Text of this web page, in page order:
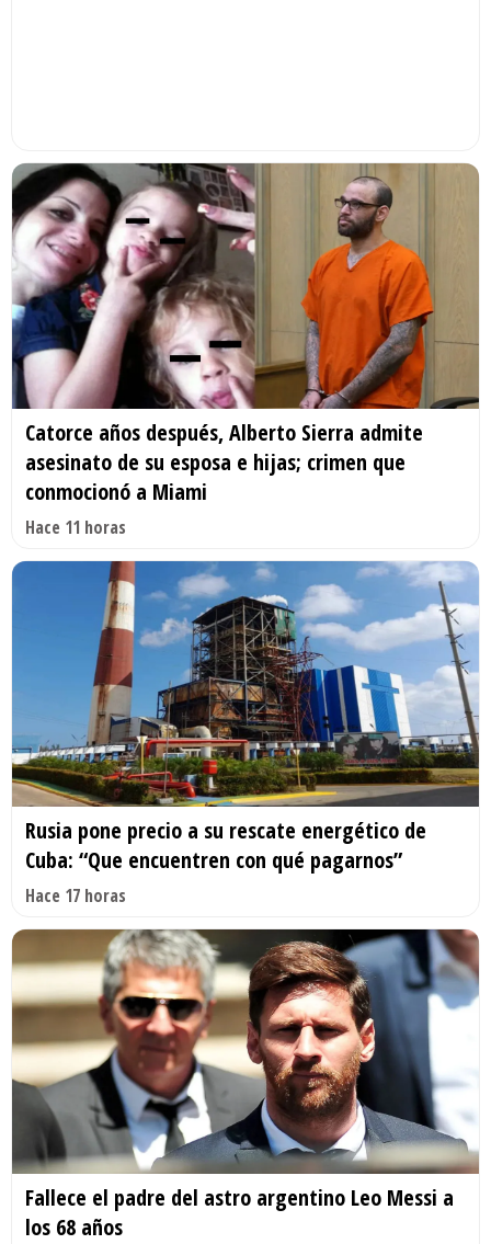
Catorce años después, Alberto Sierra admite
asesinato de su esposa e hijas; crimen que
conmocionó a Miami
Hace 11 horas
Rusia pone precio a su rescate energético de
Cuba: “Que encuentren con qué pagarnos”
Hace 17 horas
Fallece el padre del astro argentino Leo Messi a
los 68 años